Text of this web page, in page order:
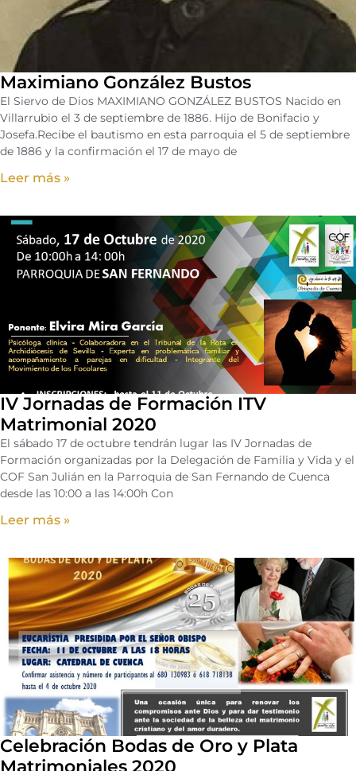
Maximiano González Bustos
El Siervo de Dios MAXIMIANO GONZÁLEZ BUSTOS Nacido en
Villarrubio el 3 de septiembre de 1886. Hijo de Bonifacio y
Josefa.Recibe el bautismo en esta parroquia el 5 de septiembre
de 1886 y la confirmación el 17 de mayo de
Leer más »
IV Jornadas de Formación ITV
Matrimonial 2020
El sábado 17 de octubre tendrán lugar las IV Jornadas de
Formación organizadas por la Delegación de Familia y Vida y el
COF San Julián en la Parroquia de San Fernando de Cuenca
desde las 10:00 a las 14:00h Con
Leer más »
Celebración Bodas de Oro y Plata
Matrimoniales 2020